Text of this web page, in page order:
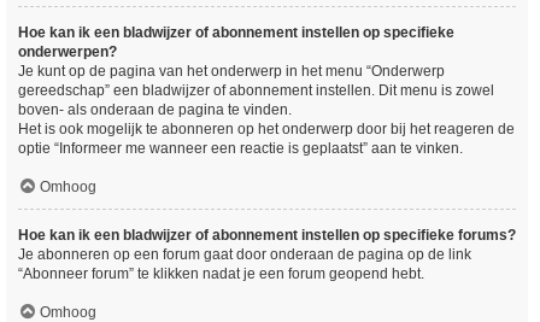
Hoe kan ik een bladwijzer of abonnement instellen op specifieke
onderwerpen?
Je kunt op de pagina van het onderwerp in het menu “Onderwerp
gereedschap” een bladwijzer of abonnement instellen. Dit menu is zowel
boven- als onderaan de pagina te vinden.
Het is ook mogelijk te abonneren op het onderwerp door bij het reageren de
optie “Informeer me wanneer een reactie is geplaatst” aan te vinken.
Omhoog
Hoe kan ik een bladwijzer of abonnement instellen op specifieke forums?
Je abonneren op een forum gaat door onderaan de pagina op de link
“Abonneer forum” te klikken nadat je een forum geopend hebt.
Omhoog